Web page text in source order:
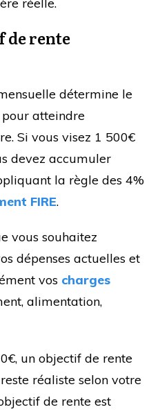
réelle.
de rente
détermine le
atteindre
Si vous visez 1 500€
devez accumuler
la règle des 4%
FIRE.
vous souhaitez
dépenses actuelles et
vos charges
alimentation,
un objectif de rente
réaliste selon votre
de rente est